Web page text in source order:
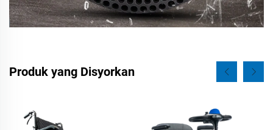
Produk yang Disyorkan